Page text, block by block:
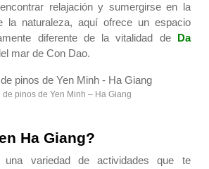
relajación y sumergirse en la
la naturaleza, aquí ofrece un espacio
diferente de la vitalidad de Da
mar de Con Dao.
de pinos de Yen Minh – Ha Giang
Ha Giang?
variedad de actividades que te